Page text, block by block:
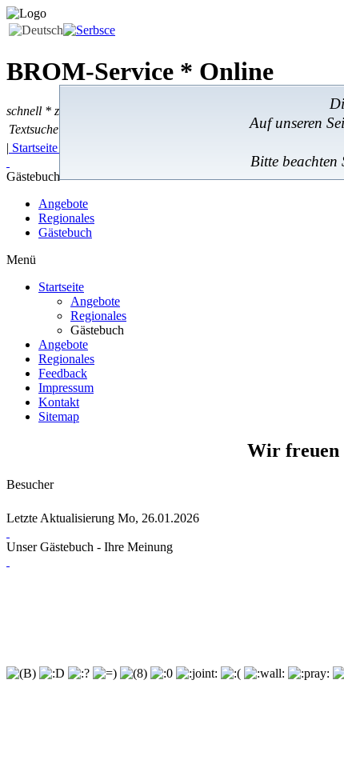
BROM-Service * Online
schnell * zuverlässig * kostengünstig
Auf unseren
Bitte beachten
Textsuche:
Textsuche
| Startseite
Gästebuch
Angebote
Regionales
Gästebuch
Menü
Startseite
Angebote
Regionales
Gästebuch
Angebote
Regionales
Feedback
Impressum
Kontakt
Sitemap
Wir freuen
Besucher
Letzte Aktualisierung Mo, 26.01.2026
Unser Gästebuch - Ihre Meinung